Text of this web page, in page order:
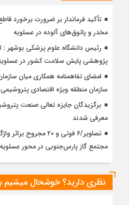
تأکید فرماندار بر ضرورت برخورد
مخدر و پاتوق‌های آلوده در عسلویه
رئیس دانشگاه علوم پزشکی بوشهر
پژوهشی پایش سلامت کشور در
امضای تفاهمنامه همکاری میان
سازمان منطقه ویژه اقتصادی پتروشیمی
برگزیدگان جایزه تعالی صنعت
معرفی شدند
تصاویر/۶ فوتی و ۲۰
مجتمع گاز پارس‌جنوبی در محور
نظری دارید؟ خوشحال میشیم